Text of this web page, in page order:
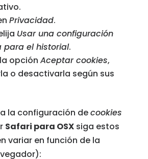
Privacidad.
Usar una configuración
para el historial.
opción Aceptar cookies,
o desactivarla según sus
la configuración decookies
Safari para OSXsiga estos
variar en función de la